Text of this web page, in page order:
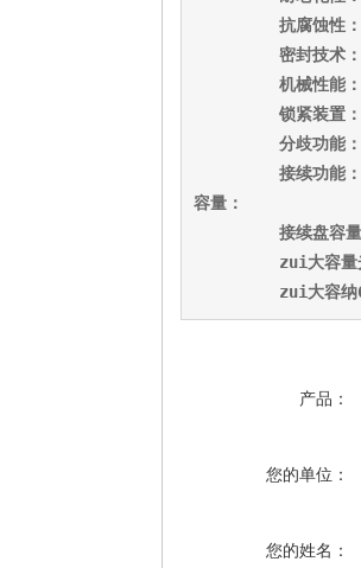
抗腐蚀性
密封技术
机械性能
锁紧装置
分歧功能：
接续功能
容量：
接续盘容
zui大容量
zui大容纳
产品：
您的单位：
您的姓名：